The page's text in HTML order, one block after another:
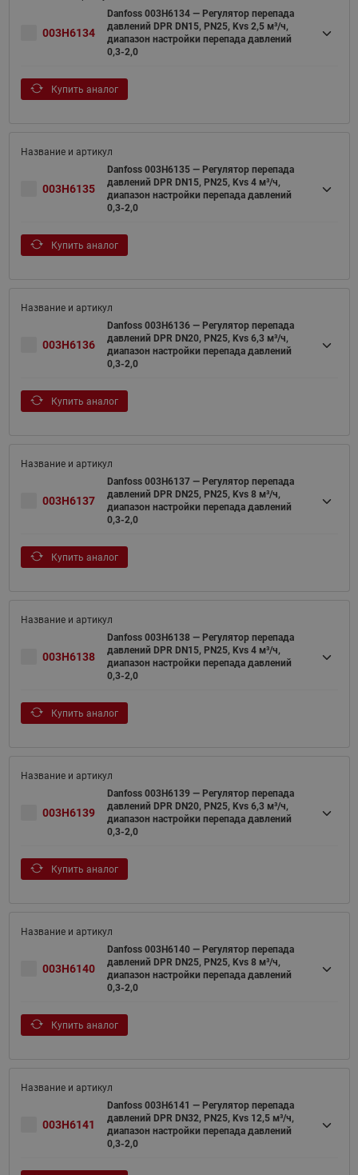
003H6134
Danfoss 003H6134 — Регулятор перепада
давлений DPR DN15, PN25, Kvs 2,5 м³/ч,
диапазон настройки перепада давлений
0,3-2,0
Купить аналог
003H6135
Danfoss 003H6135 — Регулятор перепада
давлений DPR DN15, PN25, Kvs 4 м³/ч,
диапазон настройки перепада давлений
0,3-2,0
Купить аналог
003H6136
Danfoss 003H6136 — Регулятор перепада
давлений DPR DN20, PN25, Kvs 6,3 м³/ч,
диапазон настройки перепада давлений
0,3-2,0
Купить аналог
003H6137
Danfoss 003H6137 — Регулятор перепада
давлений DPR DN25, PN25, Kvs 8 м³/ч,
диапазон настройки перепада давлений
0,3-2,0
Купить аналог
003H6138
Danfoss 003H6138 — Регулятор перепада
давлений DPR DN15, PN25, Kvs 4 м³/ч,
диапазон настройки перепада давлений
0,3-2,0
Купить аналог
003H6139
Danfoss 003H6139 — Регулятор перепада
давлений DPR DN20, PN25, Kvs 6,3 м³/ч,
диапазон настройки перепада давлений
0,3-2,0
Купить аналог
003H6140
Danfoss 003H6140 — Регулятор перепада
давлений DPR DN25, PN25, Kvs 8 м³/ч,
диапазон настройки перепада давлений
0,3-2,0
Купить аналог
003H6141
Danfoss 003H6141 — Регулятор перепада
давлений DPR DN32, PN25, Kvs 12,5 м³/ч,
диапазон настройки перепада давлений
0,3-2,0